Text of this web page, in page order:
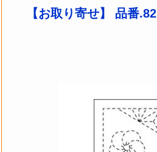
【お取り寄せ】 品番.82